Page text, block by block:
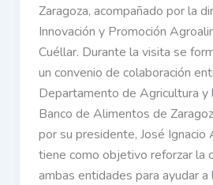
Zaragoza, acompañado por la
Innovación y Promoción
Cuéllar. Durante la visita se
un convenio de colaboración
Departamento de Agricultura y
Banco de Alimentos de
por su presidente, José Ignacio
tiene como objetivo reforzar la
ambas entidades para ayudar a